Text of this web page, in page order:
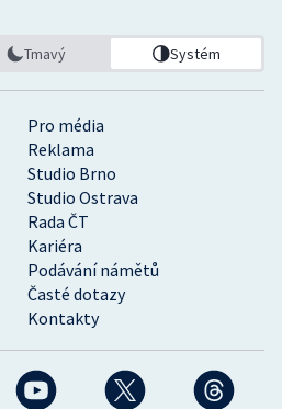
Pro média
Reklama
Studio Brno
Studio Ostrava
Rada ČT
Kariéra
Podávání námětů
Časté dotazy
Kontakty
Tmavý Systém